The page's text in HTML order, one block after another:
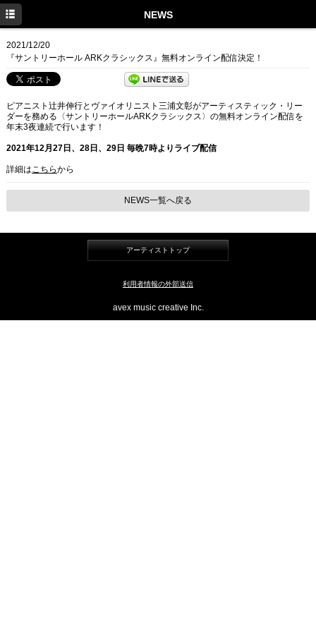
NEWS
2021/12/20
『サントリーホール ARKクラシックス』無料オンライン配信決定！
ピアニスト辻󠄀井伸行とヴァイオリニスト三浦文彰がアーティスティック・リー
ダーを務める〈サントリーホールARKクラシックス〉の無料オンライン配信を
年末3夜連続で行います！
2021年12月27日、28日、29日 毎晩7時よりライブ配信
詳細はこちらから
NEWS一覧へ戻る
アーティストトップ
利用者情報の外部送信
avex music creative Inc.
PROFILE
DISCOGRAPHY
LINK
Twitter
Instagram